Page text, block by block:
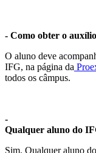
- Como obter o
O aluno deve
IFG, na página da
todos os câmpus.
-
Qualquer aluno do
Sim. Qualquer aluno